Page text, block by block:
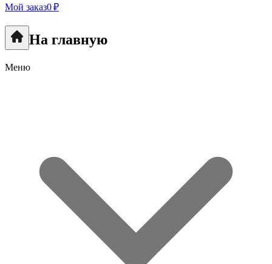
Мой заказ0 ₽
На главную
Меню